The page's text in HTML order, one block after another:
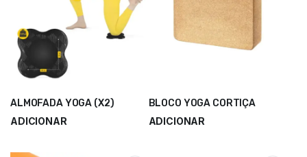
ALMOFADA YOGA (X2)
ADICIONAR
BLOCO YOGA CORTIÇA
ADICIONAR